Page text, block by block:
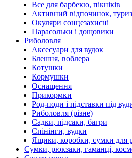
Все для барбекю, пікніків
Активний відпочинок,
Окуляри сонцезахисні
Парасольки і дощовики
Риболовля
Аксесуари для вудок
Блешня, воблера
Котушки
Кормушки
Оснащення
Прикормки
Род-поди і підставки під
Риболовля (різне)
Садки, підсаки, багри
Спінінги, вудки
Ящики, коробки, сумки для
Сумки, рюкзаки, гаманці,